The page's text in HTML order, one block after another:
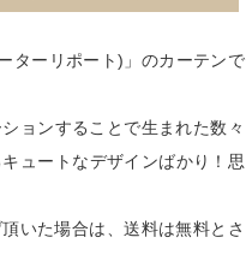
ターリポート)」のカーテンで
ョンすることで生まれた数々
ュートなデザインばかり！思
いた場合は、送料は無料とさ